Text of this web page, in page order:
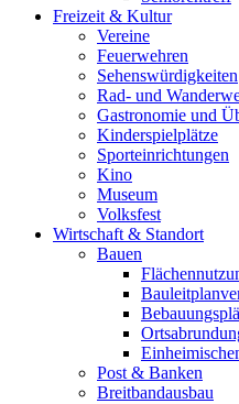
Freizeit & Kultur
Vereine
Feuerwehren
Sehenswürdigkeiten
Rad- und
Gastronomie und
Kinderspielplätze
Sporteinrichtungen
Kino
Museum
Volksfest
Wirtschaft & Standort
Bauen
Post & Banken
Breitbandausbau